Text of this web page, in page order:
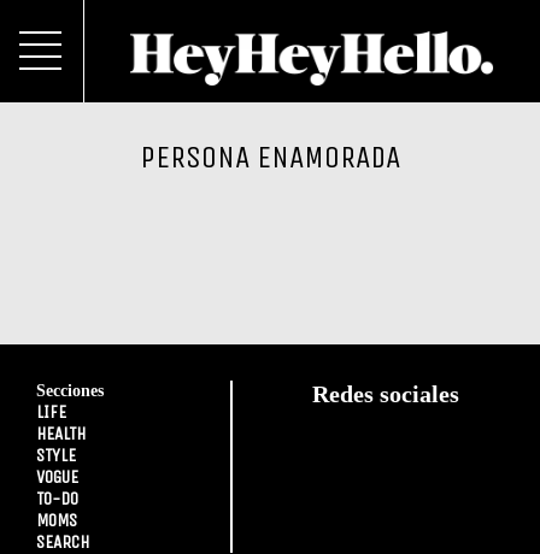
PERSONA ENAMORADA
Secciones
LIFE
HEALTH
STYLE
VOGUE
TO-DO
MOMS
SEARCH
Redes sociales